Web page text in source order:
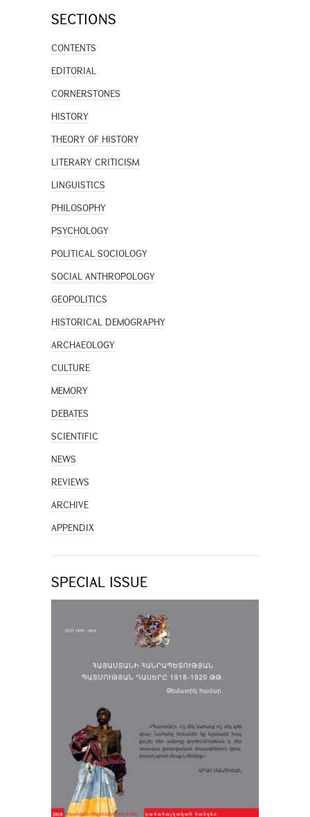
SECTIONS
CONTENTS
EDITORIAL
CORNERSTONES
HISTORY
THEORY OF HISTORY
LITERARY CRITICISM
LINGUISTICS
PHILOSOPHY
PSYCHOLOGY
POLITICAL SOCIOLOGY
SOCIAL ANTHROPOLOGY
GEOPOLITICS
HISTORICAL DEMOGRAPHY
ARCHAEOLOGY
CULTURE
MEMORY
DEBATES
SCIENTIFIC
NEWS
REVIEWS
ARCHIVE
APPENDIX
SPECIAL ISSUE